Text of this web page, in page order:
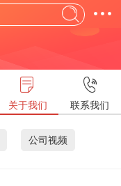
关于我们 联系我们
公司视频